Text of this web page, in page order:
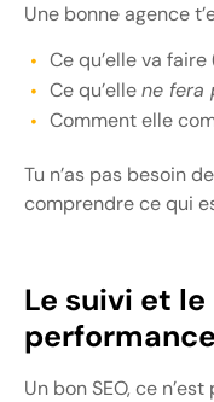
Une bonne agence
Ce qu’elle va
Ce qu’ellene fera
Comment elle
Tu n’as pas besoin
comprendre ce qui
Le suivi et
Un bon SEO, ce